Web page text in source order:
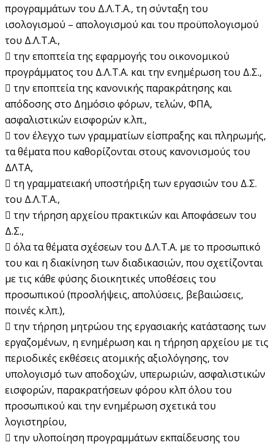
προγραμμάτων του Δ.Λ.Τ.Α., τη σύνταξη του
ισολογισμού – απολογισμού και του προϋπολογισμού
του Δ.Λ.Τ.Α.,
 την εποπτεία της εφαρμογής του οικονομικού
προγράμματος του Δ.Λ.Τ.Α. και την ενημέρωση του Δ.Σ.,
 την εποπτεία της κανονικής παρακράτησης και
απόδοσης στο Δημόσιο φόρων, τελών, ΦΠΑ,
ασφαλιστικών εισφορών κ.λπ.,
 τον έλεγχο των γραμματίων είσπραξης και πληρωμής,
τα θέματα που καθορίζονται στους κανονισμούς του
ΔΛΤΑ,
 τη γραμματειακή υποστήριξη των εργασιών του Δ.Σ.
του Δ.Λ.Τ.Α.,
 την τήρηση αρχείου πρακτικών και Αποφάσεων του
Δ.Σ.,
 όλα τα θέματα σχέσεων του Δ.Λ.Τ.Α. με το προσωπικό
του και η διακίνηση των διαδικασιών, που σχετίζονται
με τις κάθε φύσης διοικητικές υποθέσεις του
προσωπικού (προσλήψεις, απολύσεις, βεβαιώσεις,
ποινές κ.λπ.),
 την τήρηση μητρώου της εργασιακής κατάστασης των
εργαζομένων, η ενημέρωση και η τήρηση αρχείου με τις
περιοδικές εκθέσεις ατομικής αξιολόγησης, τον
υπολογισμό των αποδοχών, υπερωριών, ασφαλιστικών
εισφορών, παρακρατήσεων φόρου κλπ όλου του
προσωπικού και την ενημέρωση σχετικά του
λογιστηρίου,
 την υλοποίηση προγραμμάτων εκπαίδευσης του